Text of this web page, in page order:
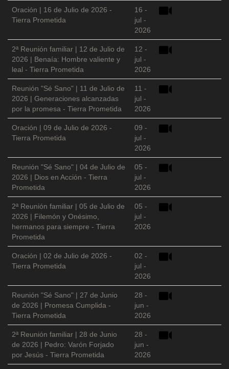
Oración | 16 de Julio de 2026 -
Tierra Prometida
16 -
jul -
2026
2ª Reunión familiar | 12 de Julio de
2026 | Benaía: Hombre valiente y
leal - Tierra Prometida
12 -
jul -
2026
Reunión "Sé Sano" | 11 de Julio de
2026 | Generaciones alcanzadas
por la promesa - Tierra Prometida
11 -
jul -
2026
Oración | 09 de Julio de 2026 -
Tierra Prometida
09 -
jul -
2026
Reunión "Sé Sano" | 04 de Julio de
2026 | Dios en Acción - Tierra
Prometida
05 -
jul -
2026
2ª Reunión familiar | 05 de Julio de
2026 | Filemón y Onésimo,
hermanos para siempre - Tierra
Prometida
05 -
jul -
2026
Oración | 02 de Julio de 2026 -
Tierra Prometida
02 -
jul -
2026
Reunión "Sé Sano" | 27 de Junio
de 2026 | Promesa Cumplida -
Tierra Prometida
28 -
jun -
2026
2ª Reunión familiar | 28 de Junio
de 2026 | Pedro: Varón Forjado
por Jesús - Tierra Prometida
28 -
jun -
2026